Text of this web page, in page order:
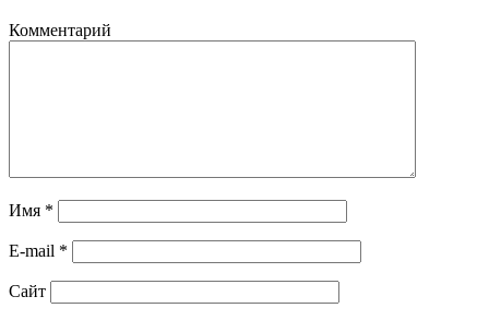
Комментарий
Имя *
E-mail *
Сайт